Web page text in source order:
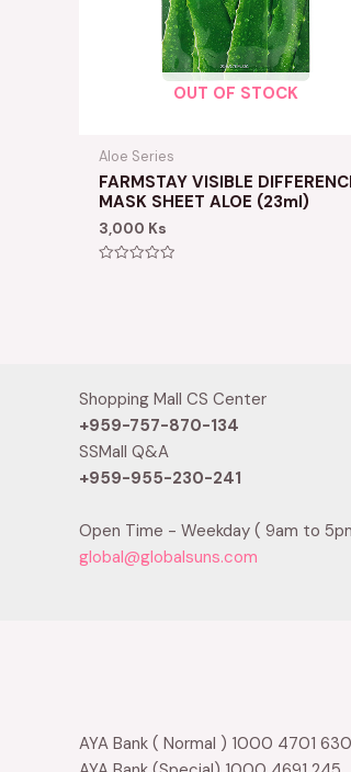
OUT OF STOCK
Aloe Series
FARMSTAY VISIBLE
MASK SHEET ALOE (23ml)
3,000 Ks
Shopping Mall CS Center
+959-757-870-134
SSMall Q&A
+959-955-230-241
Open Time - Weekday ( 9am to
global@globalsuns.com
AYA Bank ( Normal ) 1000 4701 630